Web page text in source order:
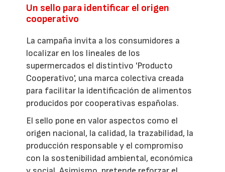
Un sello para identificar el origen
cooperativo
La campaña invita a los consumidores a
localizar en los lineales de los
supermercados el distintivo 'Producto
Cooperativo', una marca colectiva creada
para facilitar la identificación de alimentos
producidos por cooperativas españolas.
El sello pone en valor aspectos como el
origen nacional, la calidad, la trazabilidad, la
producción responsable y el compromiso
con la sostenibilidad ambiental, económica